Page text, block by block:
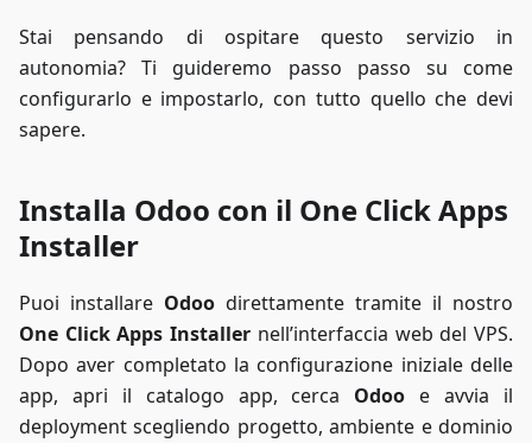
Stai pensando di ospitare questo servizio in
autonomia? Ti guideremo passo passo su come
configurarlo e impostarlo, con tutto quello che devi
sapere.
Installa Odoo con il One Click Apps
Installer
Puoi installare Odoo direttamente tramite il nostro
One Click Apps Installer nell’interfaccia web del VPS.
Dopo aver completato la configurazione iniziale delle
app, apri il catalogo app, cerca Odoo e avvia il
deployment scegliendo progetto, ambiente e dominio